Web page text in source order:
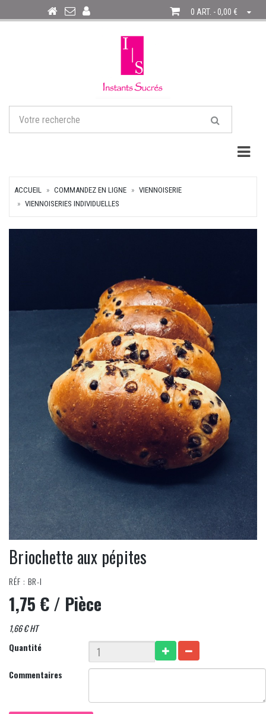
0 ART. - 0,00 €
ACCUEIL COMMANDEZ EN LIGNE
VIENNOISERIE
VIENNOISERIES INDIVIDUELLES
Briochette aux pépites
RÉF : BR-I
1,75 €/ Pièce
1,66 € HT
Quantité
Commentaires